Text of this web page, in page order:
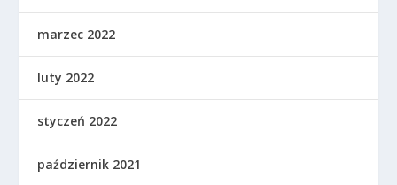
marzec 2022
luty 2022
styczeń 2022
październik 2021